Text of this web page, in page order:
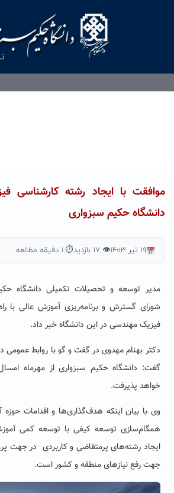
موافقت با ایجاد رشته کارشناسی
دانشگاه حکیم سبزواری
۱۹ تیر ۱۴۰۳ 👁 ۱۷ بازدید ⏱ ۱ دقیقه مطالعه
مدیر توسعه و تحصیلات تکمیلی دانشگاه
شورای گسترش و برنامه‌ریزی آموزش عالی با
فیزیک مهندسی در این دانشگاه خبر داد.
دکتر بهنام مهدوی در گفت و گو با روابط عمومی
گفت: دانشگاه حکیم سبزواری از مهرماه
خواهد پذیرفت.
وی با بیان اینکه هدف‌گذاری‌ها و اقدامات
همگام‌سازی توسعه کیفی با توسعه کمی
ایجاد رشته‌های پرمتقاضی و کاربردی در
جهت رفع نیازهای منطقه و کشور است.